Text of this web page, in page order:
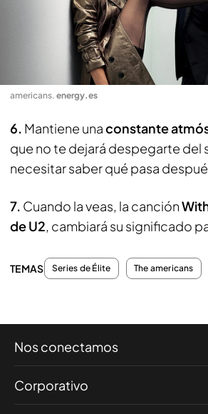
americans. energy.es
6. Mantiene unaconstante
que no te dejará despegarte del
necesitar saber qué pasa
7. Cuando la veas, la canción
de U2, cambiará su significado
TEMAS Series de Élite The americans
Nos conectamos
Corporativo